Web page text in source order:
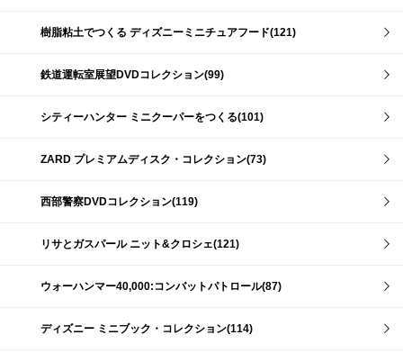
樹脂粘土でつくる ディズニーミニチュアフード(121)
鉄道運転室展望DVDコレクション(99)
シティーハンター ミニクーパーをつくる(101)
ZARD プレミアムディスク・コレクション(73)
西部警察DVDコレクション(119)
リサとガスパール ニット&クロシェ(121)
ウォーハンマー40,000:コンバットパトロール(87)
ディズニー ミニブック・コレクション(114)